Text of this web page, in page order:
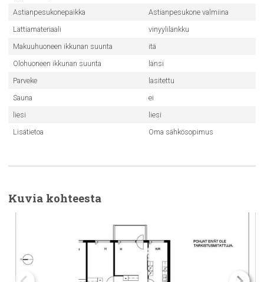
Astianpesukonepaikka
Astianpesukone valmiina
Lattiamateriaali
vinyylilankku
Makuuhuoneen ikkunan suunta
itä
Olohuoneen ikkunan suunta
länsi
Parveke
lasitettu
Sauna
ei
liesi
liesi
Lisätietoa
Oma sähkösopimus
Kuvia kohteesta